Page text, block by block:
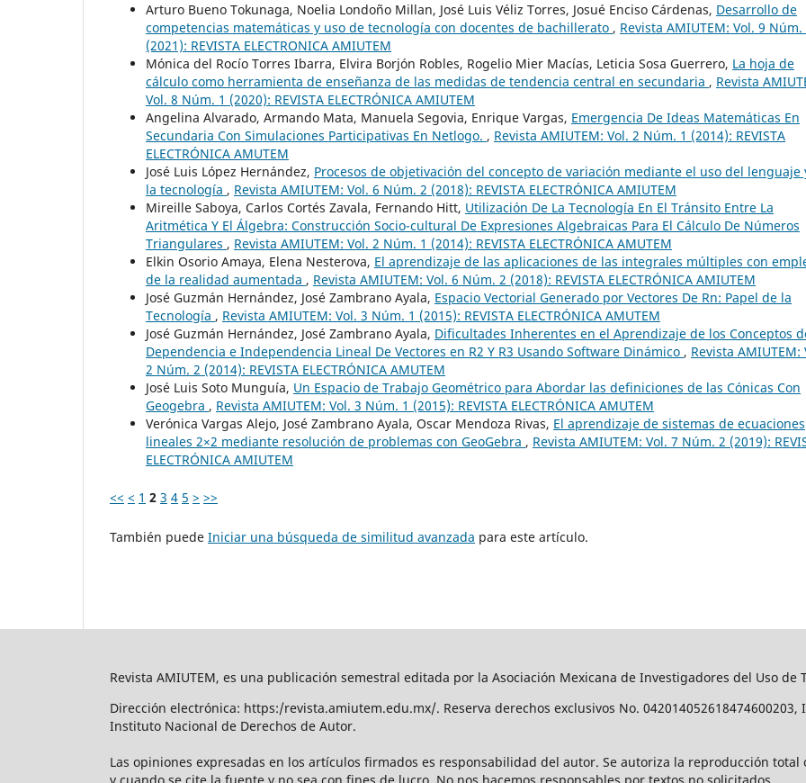
Arturo Bueno Tokunaga, Noelia Londoño Millan, José Luis Véliz Torres, Josué Enciso Cárdenas, Desarrollo de
competencias matemáticas y uso de tecnología con docentes de bachillerato , Revista AMIUTEM: Vol. 9 Núm.
(2021): REVISTA ELECTRONICA AMIUTEM
Mónica del Rocío Torres Ibarra, Elvira Borjón Robles, Rogelio Mier Macías, Leticia Sosa Guerrero, La hoja de
cálculo como herramienta de enseñanza de las medidas de tendencia central en secundaria , Revista
Vol. 8 Núm. 1 (2020): REVISTA ELECTRÓNICA AMIUTEM
Angelina Alvarado, Armando Mata, Manuela Segovia, Enrique Vargas, Emergencia De Ideas Matemáticas En
Secundaria Con Simulaciones Participativas En Netlogo. , Revista AMIUTEM: Vol. 2 Núm. 1 (2014): REVISTA
ELECTRÓNICA AMUTEM
José Luis López Hernández, Procesos de objetivación del concepto de variación mediante el uso del lenguaje
la tecnología , Revista AMIUTEM: Vol. 6 Núm. 2 (2018): REVISTA ELECTRÓNICA AMIUTEM
Mireille Saboya, Carlos Cortés Zavala, Fernando Hitt, Utilización De La Tecnología En El Tránsito Entre La
Aritmética Y El Álgebra: Construcción Socio-cultural De Expresiones Algebraicas Para El Cálculo De Números
Triangulares , Revista AMIUTEM: Vol. 2 Núm. 1 (2014): REVISTA ELECTRÓNICA AMUTEM
Elkin Osorio Amaya, Elena Nesterova, El aprendizaje de las aplicaciones de las integrales múltiples con
de la realidad aumentada , Revista AMIUTEM: Vol. 6 Núm. 2 (2018): REVISTA ELECTRÓNICA AMIUTEM
José Guzmán Hernández, José Zambrano Ayala, Espacio Vectorial Generado por Vectores De Rn: Papel de la
Tecnología , Revista AMIUTEM: Vol. 3 Núm. 1 (2015): REVISTA ELECTRÓNICA AMUTEM
José Guzmán Hernández, José Zambrano Ayala, Dificultades Inherentes en el Aprendizaje de los Conceptos
Dependencia e Independencia Lineal De Vectores en R2 Y R3 Usando Software Dinámico , Revista AMIUTEM:
2 Núm. 2 (2014): REVISTA ELECTRÓNICA AMUTEM
José Luis Soto Munguía, Un Espacio de Trabajo Geométrico para Abordar las definiciones de las Cónicas Con
Geogebra , Revista AMIUTEM: Vol. 3 Núm. 1 (2015): REVISTA ELECTRÓNICA AMUTEM
Verónica Vargas Alejo, José Zambrano Ayala, Oscar Mendoza Rivas, El aprendizaje de sistemas de ecuaciones
lineales 2×2 mediante resolución de problemas con GeoGebra , Revista AMIUTEM: Vol. 7 Núm. 2 (2019):
ELECTRÓNICA AMIUTEM
<< < 1 2 3 4 5 > >>
También puede Iniciar una búsqueda de similitud avanzada para este artículo.
Revista AMIUTEM, es una publicación semestral editada por la Asociación Mexicana de Investigadores del Uso de
Dirección electrónica: https:/revista.amiutem.edu.mx/. Reserva derechos exclusivos No. 042014052618474600203,
Instituto Nacional de Derechos de Autor.
Las opiniones expresadas en los artículos firmados es responsabilidad del autor. Se autoriza la reproducción